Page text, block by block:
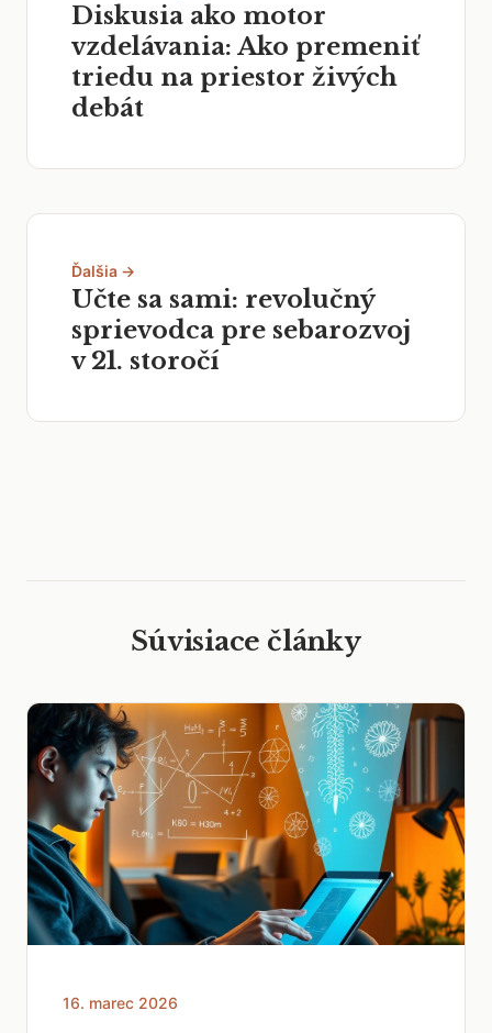
Diskusia ako motor
vzdelávania: Ako premeniť
triedu na priestor živých
debát
Ďalšia →
Učte sa sami: revolučný
sprievodca pre sebarozvoj
v 21. storočí
Súvisiace články
16. marec 2026